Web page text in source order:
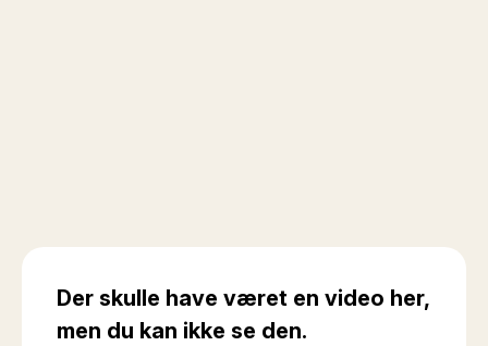
Der skulle have været en video her,
men du kan ikke se den.